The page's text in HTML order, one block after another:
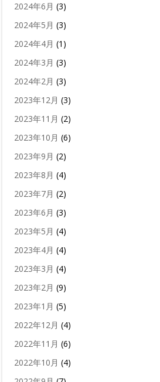
2024年6月 (3)
2024年5月 (3)
2024年4月 (1)
2024年3月 (3)
2024年2月 (3)
2023年12月 (3)
2023年11月 (2)
2023年10月 (6)
2023年9月 (2)
2023年8月 (4)
2023年7月 (2)
2023年6月 (3)
2023年5月 (4)
2023年4月 (4)
2023年3月 (4)
2023年2月 (9)
2023年1月 (5)
2022年12月 (4)
2022年11月 (6)
2022年10月 (4)